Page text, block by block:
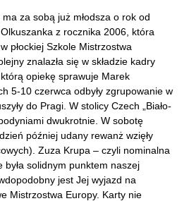
za sobą już młodsza o rok od
z rocznika 2006, która
płockiej Szkole Mistrzostwa
znalazła się w składzie kadry
opiekę sprawuje Marek
5-10 czerwca odbyły zgrupowanie w
do Pragi. W stolicy Czech „Biało-
dwukrotnie. W sobotę
później udany rewanż wzięły
Zuza Krupa – czyli nominalna
była solidnym punktem naszej
jest Jej wyjazd na
Mistrzostwa Europy. Karty nie